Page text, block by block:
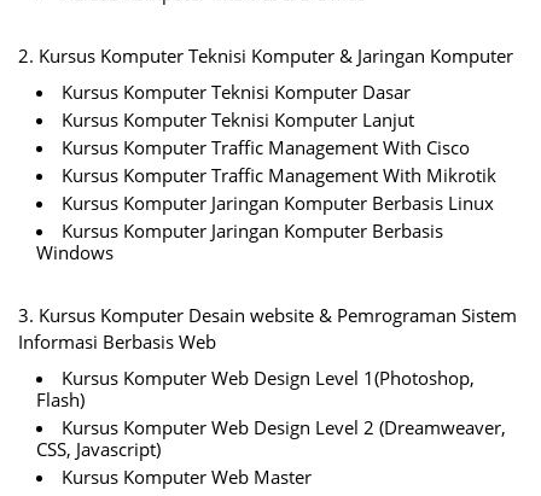
2. Kursus Komputer Teknisi Komputer & Jaringan Komputer
Kursus Komputer Teknisi Komputer Dasar
Kursus Komputer Teknisi Komputer Lanjut
Kursus Komputer Traffic Management With Cisco
Kursus Komputer Traffic Management With Mikrotik
Kursus Komputer Jaringan Komputer Berbasis Linux
Kursus Komputer Jaringan Komputer Berbasis
Windows
3. Kursus Komputer Desain website & Pemrograman Sistem
Informasi Berbasis Web
Kursus Komputer Web Design Level 1(Photoshop,
Flash)
Kursus Komputer Web Design Level 2 (Dreamweaver,
CSS, Javascript)
Kursus Komputer Web Master